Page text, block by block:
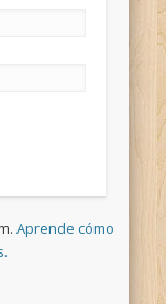
Aprende cómo